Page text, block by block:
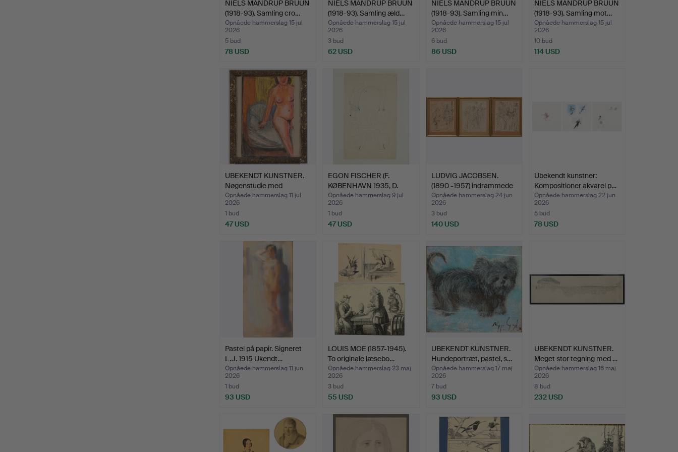
NIELS MANDRUP BRUUN
(1918-93). Samling cro…
Opnåede hammerslag 15 jul
2026
5 bud
78 USD
NIELS MANDRUP BRUUN
(1918-93). Samling æld…
Opnåede hammerslag 15 jul
2026
3 bud
62 USD
NIELS MANDRUP BRUUN
(1918-93). Samling min…
Opnåede hammerslag 15 jul
2026
6 bud
86 USD
NIELS MANDRUP BRUUN
(1918-93). Samling mot…
Opnåede hammerslag 15 jul
2026
10 bud
114 USD
UBEKENDT KUNSTNER.
Nøgenstudie med
siddend…
Opnåede hammerslag 11 jul
2026
1 bud
47 USD
EGON FISCHER (F.
KØBENHAVN 1935, D.
2016).…
Opnåede hammerslag 9 jul
2026
1 bud
47 USD
LUDVIG JACOBSEN.
(1890 -1957) indrammede
t…
Opnåede hammerslag 24 jun
2026
3 bud
140 USD
Ubekendt kunstner:
Kompositioner akvarel p…
Opnåede hammerslag 22 jun
2026
5 bud
78 USD
Pastel på papir. Signeret
L.J. 1915 Ukendt…
Opnåede hammerslag 11 jun
2026
1 bud
93 USD
LOUIS MOE (1857-1945).
To originale læsebo…
Opnåede hammerslag 23 maj
2026
3 bud
55 USD
UBEKENDT KUNSTNER.
Hundeportræt, pastel, s…
Opnåede hammerslag 17 maj
2026
7 bud
93 USD
UBEKENDT KUNSTNER.
Meget stor tegning med …
Opnåede hammerslag 16 maj
2026
8 bud
232 USD